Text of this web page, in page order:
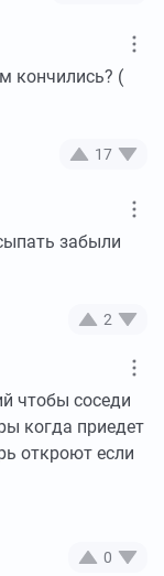
кончились? (
17
забыли
2
чтобы соседи
когда приедет
откроют если
0